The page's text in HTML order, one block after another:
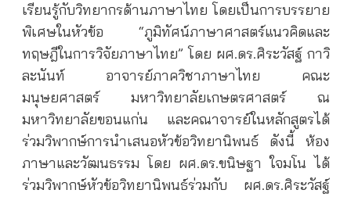
เรียนรู้กับวิทยากรด้านภาษาไทย โดยเป็นการบรรยาย
พิเศษในหัวข้อ “ภูมิทัศน์ภาษาศาสตร์แนวคิดและ
ทฤษฎีในการวิจัยภาษาไทย” โดย ผศ.ดร.ศิระวัสฐ์ กาวิ
ละนันท์ อาจารย์ภาควิชาภาษาไทย คณะ
มนุษยศาสตร์ มหาวิทยาลัยเกษตรศาสตร์ ณ
มหาวิทยาลัยขอนแก่น และคณาจารย์ในหลักสูตรได้
ร่วมวิพากษ์การนำเสนอหัวข้อวิทยานิพนธ์ ดังนี้ ห้อง
ภาษาและวัฒนธรรม โดย ผศ.ดร.ขนิษฐา ใจมโน ได้
ร่วมวิพากษ์หัวข้อวิทยานิพนธ์ร่วมกับ ผศ.ดร.ศิระวัสฐ์